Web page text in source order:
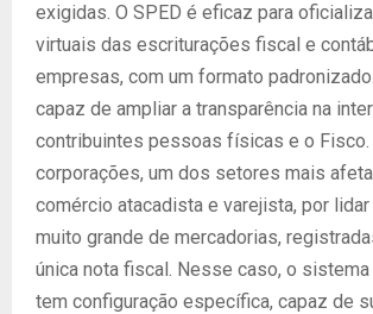
exigidas. O SPED é eficaz para
virtuais das escriturações fiscal e
empresas, com um formato
capaz de ampliar a transparência na
contribuintes pessoas físicas e o Fisco.
corporações, um dos setores mais
comércio atacadista e varejista, por
muito grande de mercadorias,
única nota fiscal. Nesse caso, o
tem configuração específica, capaz de